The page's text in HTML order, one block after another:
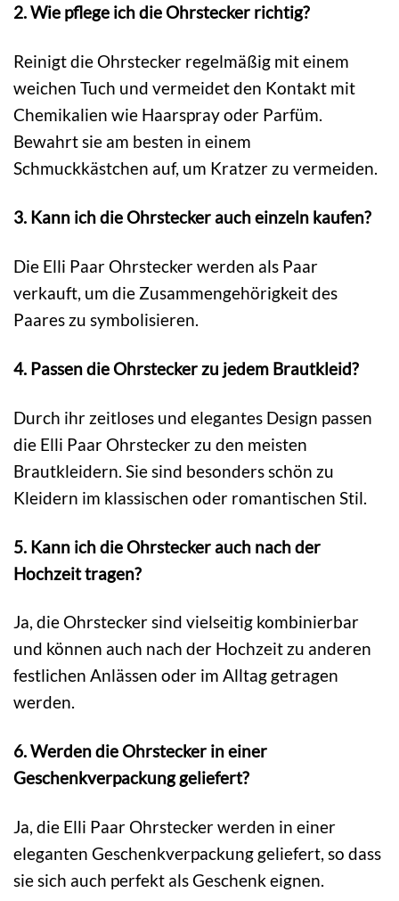
2. Wie pflege ich die Ohrstecker richtig?
Reinigt die Ohrstecker regelmäßig mit einem
weichen Tuch und vermeidet den Kontakt mit
Chemikalien wie Haarspray oder Parfüm.
Bewahrt sie am besten in einem
Schmuckkästchen auf, um Kratzer zu vermeiden.
3. Kann ich die Ohrstecker auch einzeln kaufen?
Die Elli Paar Ohrstecker werden als Paar
verkauft, um die Zusammengehörigkeit des
Paares zu symbolisieren.
4. Passen die Ohrstecker zu jedem Brautkleid?
Durch ihr zeitloses und elegantes Design passen
die Elli Paar Ohrstecker zu den meisten
Brautkleidern. Sie sind besonders schön zu
Kleidern im klassischen oder romantischen Stil.
5. Kann ich die Ohrstecker auch nach der
Hochzeit tragen?
Ja, die Ohrstecker sind vielseitig kombinierbar
und können auch nach der Hochzeit zu anderen
festlichen Anlässen oder im Alltag getragen
werden.
6. Werden die Ohrstecker in einer
Geschenkverpackung geliefert?
Ja, die Elli Paar Ohrstecker werden in einer
eleganten Geschenkverpackung geliefert, so dass
sie sich auch perfekt als Geschenk eignen.